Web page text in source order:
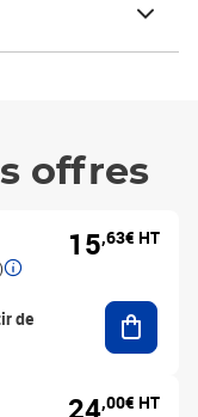
offres
de
15,63€ HT
24,00€ HT